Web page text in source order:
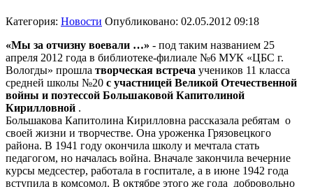
Категория: Новости Опубликовано: 02.05.2012 09:18
«Мы за отчизну воевали …» - под таким названием 25
апреля 2012 года в библиотеке-филиале №6 МУК «ЦБС г.
Вологды» прошла творческая встреча учеников 11 класса
средней школы №20 с участницей Великой Отечественной
войны и поэтессой Большаковой Капитолиной
Кирилловной .
Большакова Капитолина Кирилловна рассказала ребятам о
своей жизни и творчестве. Она уроженка Грязовецкого
района. В 1941 году окончила школу и мечтала стать
педагогом, но началась война. Вначале закончила вечерние
курсы медсестер, работала в госпитале, а в июне 1942 года
вступила в комсомол. В октябре этого же года добровольно